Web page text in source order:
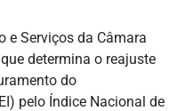
e Serviços da Câmara
determina o reajuste
do
) pelo Índice Nacional de